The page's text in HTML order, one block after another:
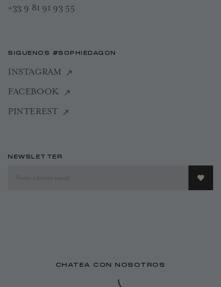
+33 9 81 91 93 55
SIGUENOS #SOPHIEDAGON
INSTAGRAM
FACEBOOK
PINTEREST
NEWSLETTER
CHATEA CON NOSOTROS